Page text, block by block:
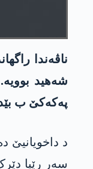
شەھید
پەکەکێ ب
سەر رێیا